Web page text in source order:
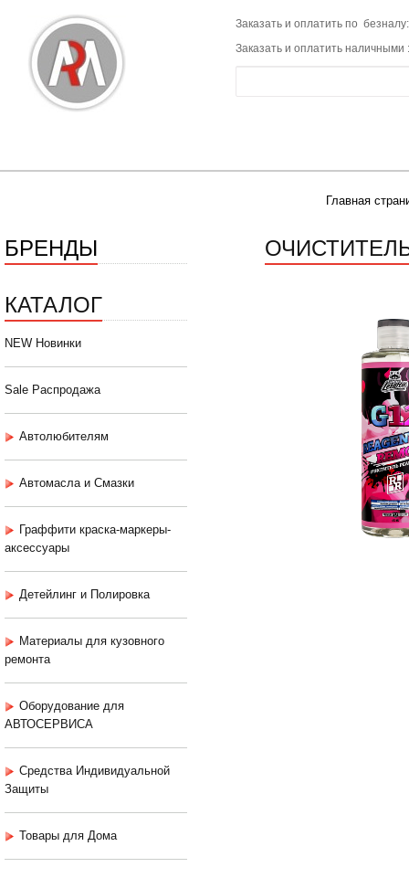
Заказать и оплатить по
Заказать и оплатить наличными
Главная
БРЕНДЫ
КАТАЛОГ
NEW Новинки
Sale Распродажа
Автолюбителям
Автомасла и Смазки
Граффити краска-маркеры-
аксессуары
Детейлинг и Полировка
Материалы для кузовного
ремонта
Оборудование для
АВТОСЕРВИСА
Средства Индивидуальной
Защиты
Товары для Дома
ОЧИСТИТЕЛЬ